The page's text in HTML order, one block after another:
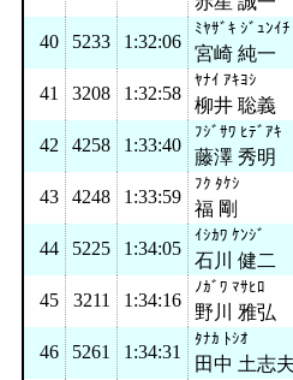
40
5233 1:32:06
ﾐﾔｻﾞｷ ｼﾞｭﾝｲﾁ
宮崎 純一
41
3208 1:32:58
ﾔﾅｲ ｱｷﾖｼ
柳井 聡義
42
4258 1:33:40
ﾌｼﾞｻﾜ ﾋﾃﾞｱｷ
藤澤 秀明
43
4248 1:33:59
ﾌｸ ﾀｹｼ
福 剛
44
5225 1:34:05
ｲｼｶﾜ ｹﾝｼﾞ
石川 健二
45
3211 1:34:16
ﾉｶﾞﾜ ﾏｻﾋﾛ
野川 雅弘
46
5261 1:34:31
ﾀﾅｶ ﾄｼｵ
田中 土志